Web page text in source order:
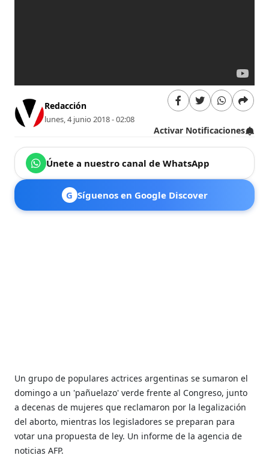
Redacción
lunes, 4 junio 2018 - 02:08
Activar Notificaciones
Únete a nuestro canal de WhatsApp
G Síguenos en Google Discover
Un grupo de populares actrices argentinas se sumaron el
domingo a un 'pañuelazo' verde frente al Congreso, junto
a decenas de mujeres que reclamaron por la legalización
del aborto, mientras los legisladores se preparan para
votar una propuesta de ley. Un informe de la agencia de
noticias AFP.